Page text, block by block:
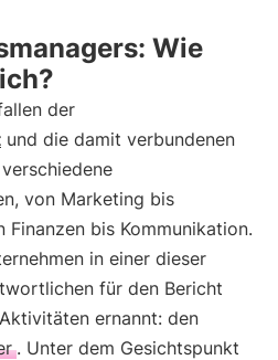
Wie
der
und die damit verbundenen
von Marketing bis
Finanzen bis Kommunikation.
in einer dieser
für den Bericht
ernannt: den
. Unter dem Gesichtspunkt